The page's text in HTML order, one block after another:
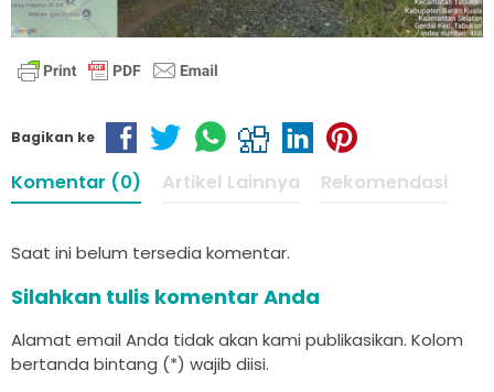
Bagikan ke
Komentar (0) Artikel Lainnya Rekomendasi
Saat ini belum tersedia komentar.
Silahkan tulis komentar Anda
Alamat email Anda tidak akan kami publikasikan. Kolom
bertanda bintang (*) wajib diisi.